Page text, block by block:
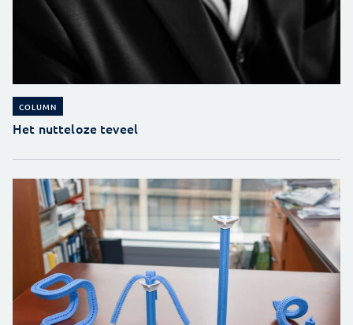
COLUMN
Het nutteloze teveel